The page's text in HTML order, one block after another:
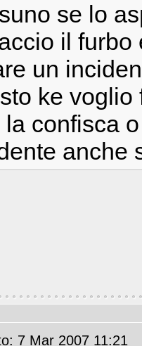
se lo
il
un
ke voglio
la confisca
anche
7 Mar 2007 11:21